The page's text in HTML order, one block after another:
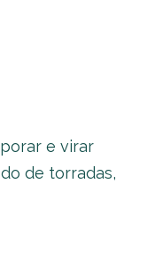
e virar
de torradas,